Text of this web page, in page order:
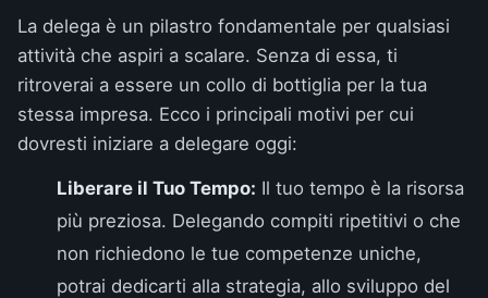
La delega è un pilastro fondamentale per qualsiasi
attività che aspiri a scalare. Senza di essa, ti
ritroverai a essere un collo di bottiglia per la tua
stessa impresa. Ecco i principali motivi per cui
dovresti iniziare a delegare oggi:
Liberare il Tuo Tempo: Il tuo tempo è la risorsa
più preziosa. Delegando compiti ripetitivi o che
non richiedono le tue competenze uniche,
potrai dedicarti alla strategia, allo sviluppo del